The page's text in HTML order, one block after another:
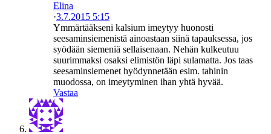
Elina
·3.7.2015 5:15
Ymmärtääkseni kalsium imeytyy huonosti
seesaminsiemenistä ainoastaan siinä tapauksessa, jos
syödään siemeniä sellaisenaan. Nehän kulkeutuu
suurimmaksi osaksi elimistön läpi sulamatta. Jos taas
seesaminsiemenet hyödynnetään esim. tahinin
muodossa, on imeytyminen ihan yhtä hyvää.
Vastaa